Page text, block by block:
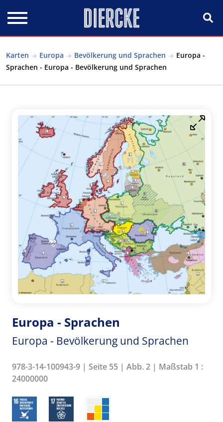
Karten Europa Bevölkerung und Sprachen
Europa -
Sprachen - Europa - Bevölkerung und Sprachen
Europa - Sprachen
Europa - Bevölkerung und Sprachen
978-3-14-100943-9 | Seite 55 | Abb. 2 | Maßstab 1 :
24000000